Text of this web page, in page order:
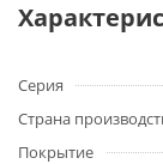
Серия
Страна
Покрытие